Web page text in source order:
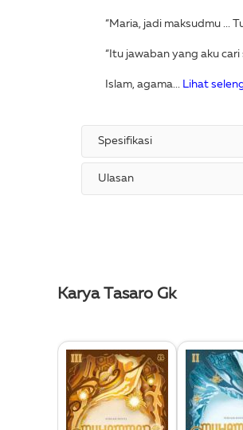
“Maria, jadi maksudmu ...
“Itu jawaban yang aku cari
Islam, agama... Lihat
Spesifikasi
Ulasan
Karya Tasaro Gk